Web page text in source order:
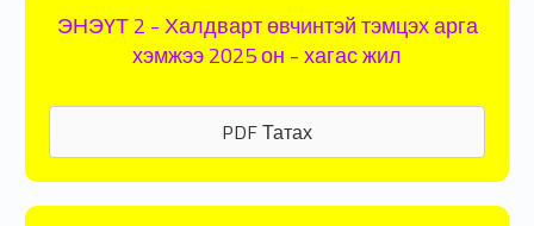
ЭНЭҮТ 2 - Халдварт өвчинтэй тэмцэх арга
хэмжээ 2025 он - хагас жил
PDF Татах